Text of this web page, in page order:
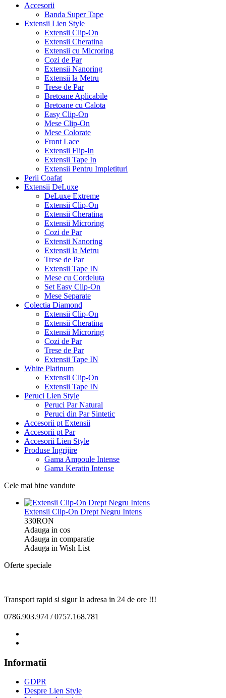
Accesorii
Banda Super Tape
Extensii Lien Style
Extensii Clip-On
Extensii Cheratina
Extensii cu Microring
Cozi de Par
Extensii Nanoring
Extensii la Metru
Trese de Par
Bretoane Aplicabile
Bretoane cu Calota
Easy Clip-On
Mese Clip-On
Mese Colorate
Front Lace
Extensii Flip-In
Extensii Tape In
Extensii Pentru Impletituri
Perii Coafat
Extensii DeLuxe
DeLuxe Extreme
Extensii Clip-On
Extensii Cheratina
Extensii Microring
Cozi de Par
Extensii Nanoring
Extensii la Metru
Trese de Par
Extensii Tape IN
Mese cu Cordeluta
Set Easy Clip-On
Mese Separate
Colectia Diamond
Extensii Clip-On
Extensii Cheratina
Extensii Microring
Cozi de Par
Trese de Par
Extensii Tape IN
White Platinum
Extensii Clip-On
Extensii Tape IN
Peruci Lien Style
Peruci Par Natural
Peruci din Par Sintetic
Accesorii pt Extensii
Accesorii pt Par
Accesorii Lien Style
Produse Ingrijire
Gama Ampoule Intense
Gama Keratin Intense
Cele mai bine vandute
Extensii Clip-On Drept Negru Intens
330RON
Adauga in cos
Adauga in comparatie
Adauga in Wish List
Oferte speciale
Transport rapid si sigur la adresa in 24 de ore !!!
0786.903.974 / 0757.168.781
Informatii
GDPR
Despre Lien Style